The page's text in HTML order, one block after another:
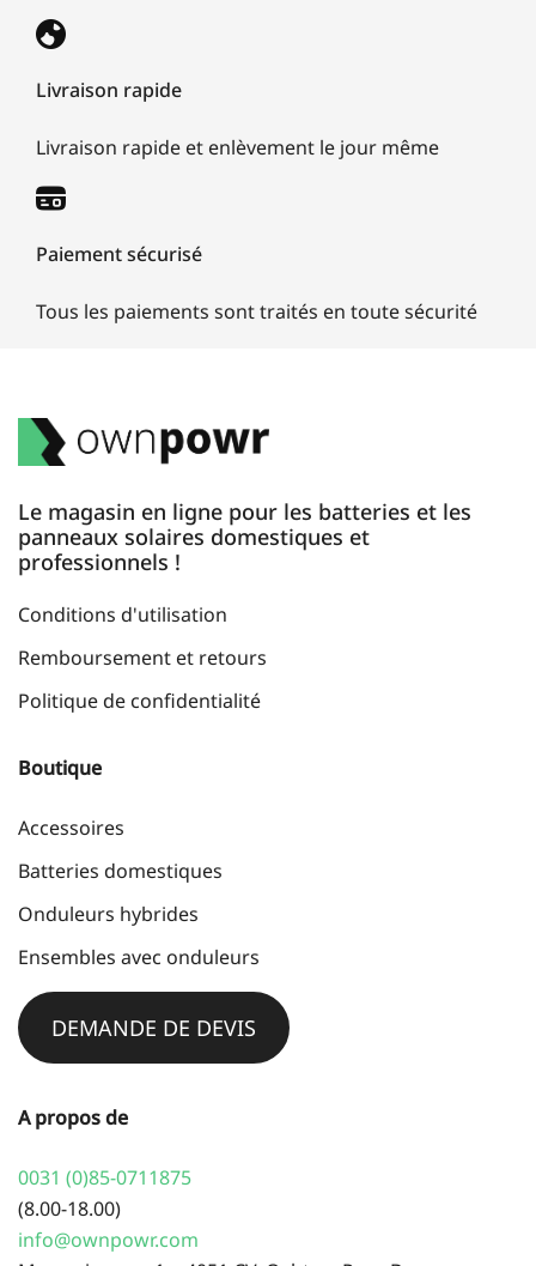
Livraison rapide
Livraison rapide et enlèvement le jour même
Paiement sécurisé
Tous les paiements sont traités en toute sécurité
Le magasin en ligne pour les batteries et les
panneaux solaires domestiques et
professionnels !
Conditions d'utilisation
Remboursement et retours
Politique de confidentialité
Boutique
Accessoires
Batteries domestiques
Onduleurs hybrides
Ensembles avec onduleurs
DEMANDE DE DEVIS
A propos de
0031 (0)85-0711875
(8.00-18.00)
info@ownpowr.com